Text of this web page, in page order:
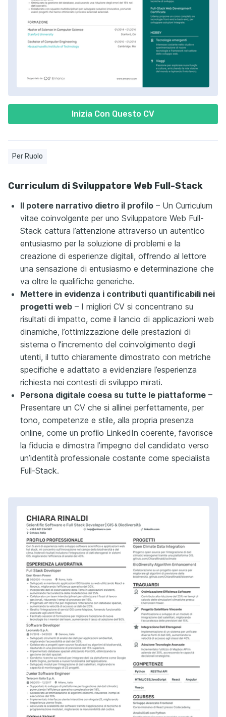
Inizia Con Questo CV
Per Ruolo
Curriculum di Sviluppatore Web Full-Stack
Il potere narrativo dietro il profilo – Un Curriculum
vitae coinvolgente per uno Sviluppatore Web Full-
Stack cattura l’attenzione attraverso un autentico
entusiasmo per la soluzione di problemi e la
creazione di esperienze digitali, offrendo al lettore
una sensazione di entusiasmo e determinazione che
va oltre le qualifiche generiche.
Mettere in evidenza i contributi quantificabili nei
progetti web – I migliori CV si concentrano su
risultati di impatto, come il lancio di applicazioni web
dinamiche, l’ottimizzazione delle prestazioni di
sistema o l’incremento del coinvolgimento degli
utenti, il tutto chiaramente dimostrato con metriche
specifiche e adattato a evidenziare l’esperienza
richiesta nei contesti di sviluppo mirati.
Persona digitale coesa su tutte le piattaforme –
Presentare un CV che si allinei perfettamente, per
tono, competenze e stile, alla propria presenza
online, come un profilo LinkedIn coerente, favorisce
la fiducia e dimostra l’impegno del candidato verso
un’identità professionale costante come specialista
Full-Stack.